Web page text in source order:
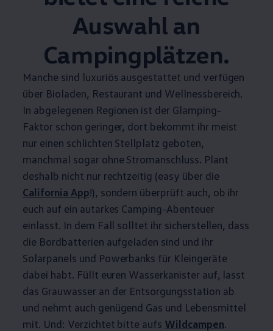
Auswahl an
Campingplätzen.
Manche sind luxuriös ausgestattet und verfügen
über Bioladen, Restaurant und Wellnessbereich.
In abgelegenen Regionen ist der Glamping-
Faktor schon geringer, dort bekommt ihr meist
nur einen schlichten Stellplatz geboten,
manchmal sogar ohne Stromanschluss. Plant
deshalb nicht nur rechtzeitig (easy über die
California App!), sondern überprüft auch, ob ihr
euch auf ein autarkes Camping-Abenteuer
einlasst. In dem Fall solltet ihr sicherstellen, dass
die Bordbatterien aufgeladen sind und ihr
Solarpanels und Powerbanks für Kleingeräte
dabei habt. Füllt euren Wasserkanister auf, lasst
das Grauwasser an der Entsorgungsstation ab
und nehmt auch genügend Gas und Lebensmittel
mit. Und: Verzichtet bitte aufs Wildcampen.